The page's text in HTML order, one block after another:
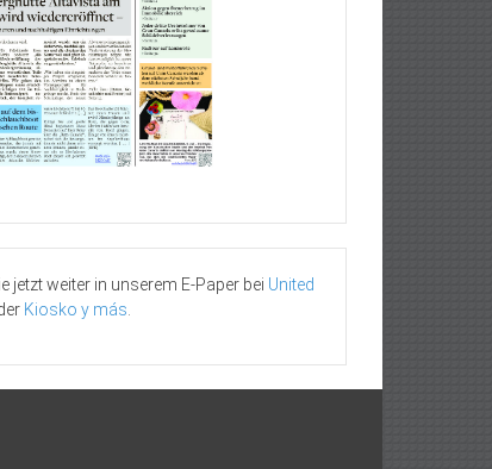
jetzt weiter in unserem E-Paper bei United
Kiosko y más